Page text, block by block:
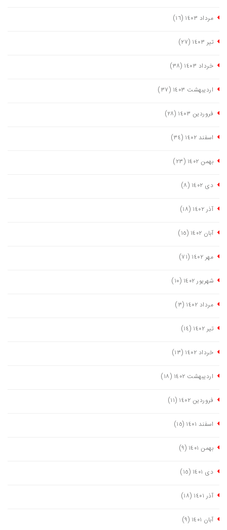
مرداد ١٤٠٣ (١٦)
تیر ١٤٠٣ (٢٧)
خرداد ١٤٠٣ (٣٨)
اردیبهشت ١٤٠٣ (٣٧)
فروردین ١٤٠٣ (٢٨)
اسفند ١٤٠٢ (٣٤)
بهمن ١٤٠٢ (٢٣)
دی ١٤٠٢ (٨)
آذر ١٤٠٢ (١٨)
آبان ١٤٠٢ (١٥)
مهر ١٤٠٢ (٧١)
شهریور ١٤٠٢ (١٠)
مرداد ١٤٠٢ (٣)
تیر ١٤٠٢ (١٤)
خرداد ١٤٠٢ (١٣)
اردیبهشت ١٤٠٢ (١٨)
فروردین ١٤٠٢ (١١)
اسفند ١٤٠١ (١٥)
بهمن ١٤٠١ (٩)
دی ١٤٠١ (١٥)
آذر ١٤٠١ (١٨)
آبان ١٤٠١ (٩)